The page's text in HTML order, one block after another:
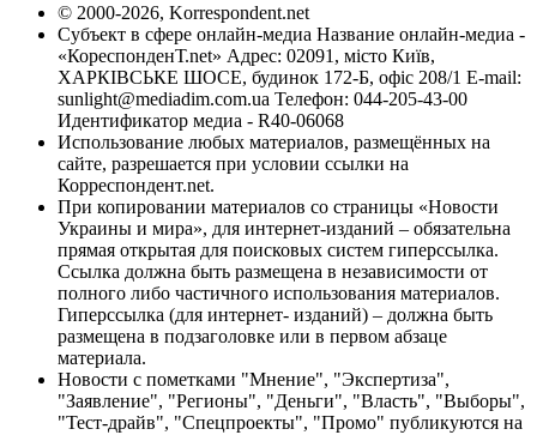
© 2000-2026, Korrespondent.net
Субъект в сфере онлайн-медиа Название онлайн-медиа -
«КореспонденТ.net» Адрес: 02091, місто Київ,
ХАРКІВСЬКЕ ШОСЕ, будинок 172-Б, офіс 208/1 E-mail:
sunlight@mediadim.com.ua Телефон: 044-205-43-00
Идентификатор медиа - R40-06068
Использование любых материалов, размещённых на
сайте, разрешается при условии ссылки на
Корреспондент.net.
При копировании материалов со страницы «Новости
Украины и мира», для интернет-изданий – обязательна
прямая открытая для поисковых систем гиперссылка.
Ссылка должна быть размещена в независимости от
полного либо частичного использования материалов.
Гиперссылка (для интернет- изданий) – должна быть
размещена в подзаголовке или в первом абзаце
материала.
Новости с пометками "Мнение", "Экспертиза",
"Заявление", "Регионы", "Деньги", "Власть", "Выборы",
"Тест-драйв", "Спецпроекты", "Промо" публикуются на